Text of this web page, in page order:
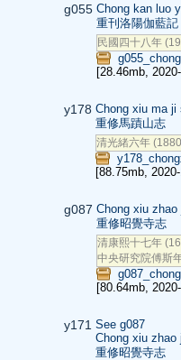
g055 Chong kan luo
重刊洛陽伽藍記
民國四十八年
[28.46mb,
y178 Chong xiu ma ji
重修馬蹟山志
清光緒六年
[88.75mb,
g087 Chong xiu zhao
重修昭覺寺志
清康熙十七年
中央研究院傅斯
[80.64mb,
y171 See g087
Chong xiu zhao
重修昭覺寺志